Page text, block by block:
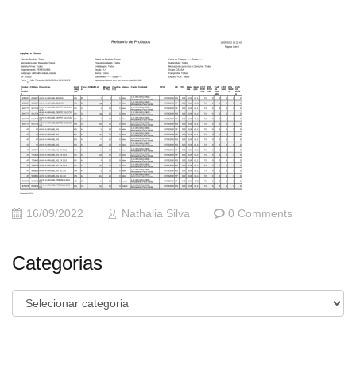
16/09/2022 Nathalia Silva 0 Comments
Categorias
Categorias